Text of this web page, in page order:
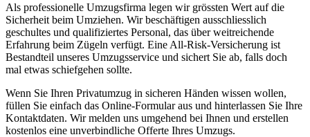
Als professionelle Umzugsfirma legen wir grössten Wert auf die
Sicherheit beim Umziehen. Wir beschäftigen ausschliesslich
geschultes und qualifiziertes Personal, das über weitreichende
Erfahrung beim Zügeln verfügt. Eine All-Risk-Versicherung ist
Bestandteil unseres Umzugsservice und sichert Sie ab, falls doch
mal etwas schiefgehen sollte.
Wenn Sie Ihren Privatumzug in sicheren Händen wissen wollen,
füllen Sie einfach das Online-Formular aus und hinterlassen Sie Ihre
Kontaktdaten. Wir melden uns umgehend bei Ihnen und erstellen
kostenlos eine unverbindliche Offerte Ihres Umzugs.